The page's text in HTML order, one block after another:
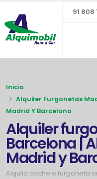
91 808
Inicio
Alquiler Furgonetas
Madrid Y Barcelona
Alquiler
Barcelona |
Madrid y
Alquila coche o furgoneta